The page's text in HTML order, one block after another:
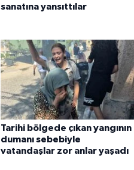
sanatına yansıttılar
Tarihi bölgede çıkan yangının
dumanı sebebiyle
vatandaşlar zor anlar yaşadı